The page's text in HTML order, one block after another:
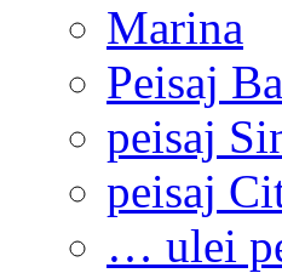
Marina
Peisaj
peisaj
peisaj
… ulei